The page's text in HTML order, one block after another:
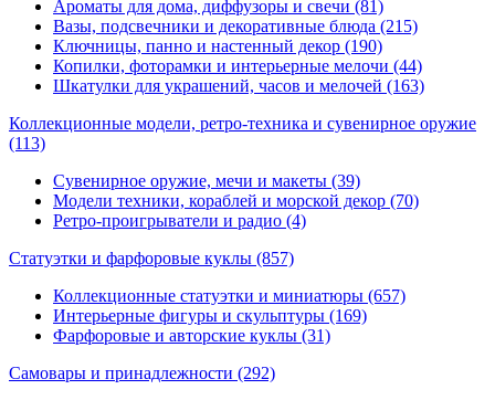
Ароматы для дома, диффузоры и свечи (81)
Вазы, подсвечники и декоративные блюда (215)
Ключницы, панно и настенный декор (190)
Копилки, фоторамки и интерьерные мелочи (44)
Шкатулки для украшений, часов и мелочей (163)
Коллекционные модели, ретро-техника и сувенирное оружие
(113)
Сувенирное оружие, мечи и макеты (39)
Модели техники, кораблей и морской декор (70)
Ретро-проигрыватели и радио (4)
Статуэтки и фарфоровые куклы (857)
Коллекционные статуэтки и миниатюры (657)
Интерьерные фигуры и скульптуры (169)
Фарфоровые и авторские куклы (31)
Самовары и принадлежности (292)